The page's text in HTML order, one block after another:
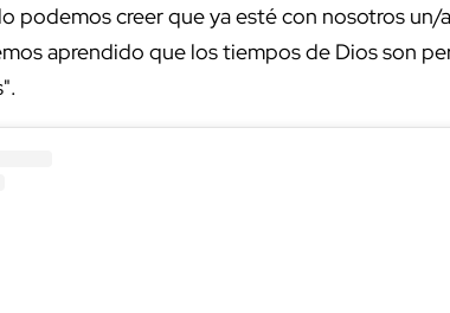
podemos creer que ya esté con nosotros un/
aprendido que los tiempos de Dios son